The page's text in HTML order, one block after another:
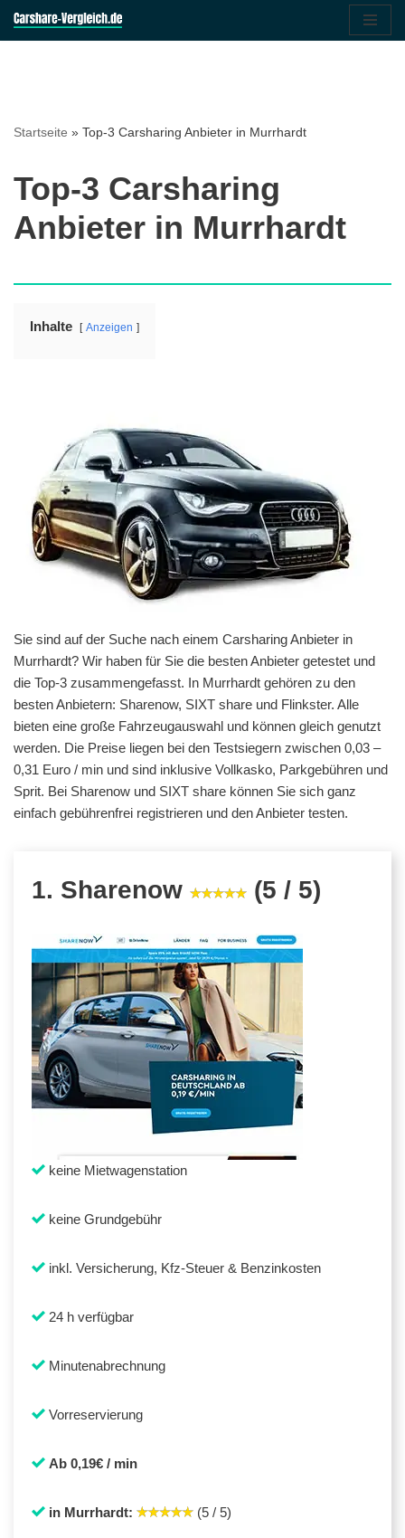
Startseite » Top-3 Carsharing Anbieter in Murrhardt
Top-3 Carsharing
Anbieter in Murrhardt
Inhalte Anzeigen
Sie sind auf der Suche nach einem Carsharing Anbieter in
Murrhardt? Wir haben für Sie die besten Anbieter getestet und
die Top-3 zusammengefasst. In Murrhardt gehören zu den
besten Anbietern: Sharenow, SIXT share und Flinkster. Alle
bieten eine große Fahrzeugauswahl und können gleich genutzt
werden. Die Preise liegen bei den Testsiegern zwischen 0,03 –
0,31 Euro / min und sind inklusive Vollkasko, Parkgebühren und
Sprit. Bei Sharenow und SIXT share können Sie sich ganz
einfach gebührenfrei registrieren und den Anbieter testen.
1. Sharenow (5 / 5)
keine Mietwagenstation
keine Grundgebühr
inkl. Versicherung, Kfz-Steuer & Benzinkosten
24 h verfügbar
Minutenabrechnung
Vorreservierung
Ab 0,19€ / min
in Murrhardt: (5 / 5)